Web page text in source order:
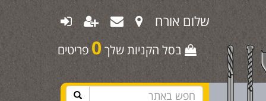
שלום אורח
בסל הקניות שלך 0 פריטים